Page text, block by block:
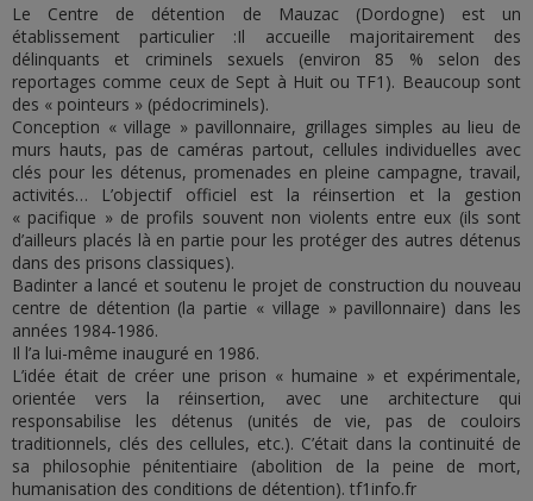
Le Centre de détention de Mauzac (Dordogne) est un
établissement particulier :Il accueille majoritairement des
délinquants et criminels sexuels (environ 85 % selon des
reportages comme ceux de Sept à Huit ou TF1). Beaucoup sont
des « pointeurs » (pédocriminels).
Conception « village » pavillonnaire, grillages simples au lieu de
murs hauts, pas de caméras partout, cellules individuelles avec
clés pour les détenus, promenades en pleine campagne, travail,
activités… L’objectif officiel est la réinsertion et la gestion
« pacifique » de profils souvent non violents entre eux (ils sont
d’ailleurs placés là en partie pour les protéger des autres détenus
dans des prisons classiques).
Badinter a lancé et soutenu le projet de construction du nouveau
centre de détention (la partie « village » pavillonnaire) dans les
années 1984-1986.
Il l’a lui-même inauguré en 1986.
L’idée était de créer une prison « humaine » et expérimentale,
orientée vers la réinsertion, avec une architecture qui
responsabilise les détenus (unités de vie, pas de couloirs
traditionnels, clés des cellules, etc.). C’était dans la continuité de
sa philosophie pénitentiaire (abolition de la peine de mort,
humanisation des conditions de détention). tf1info.fr